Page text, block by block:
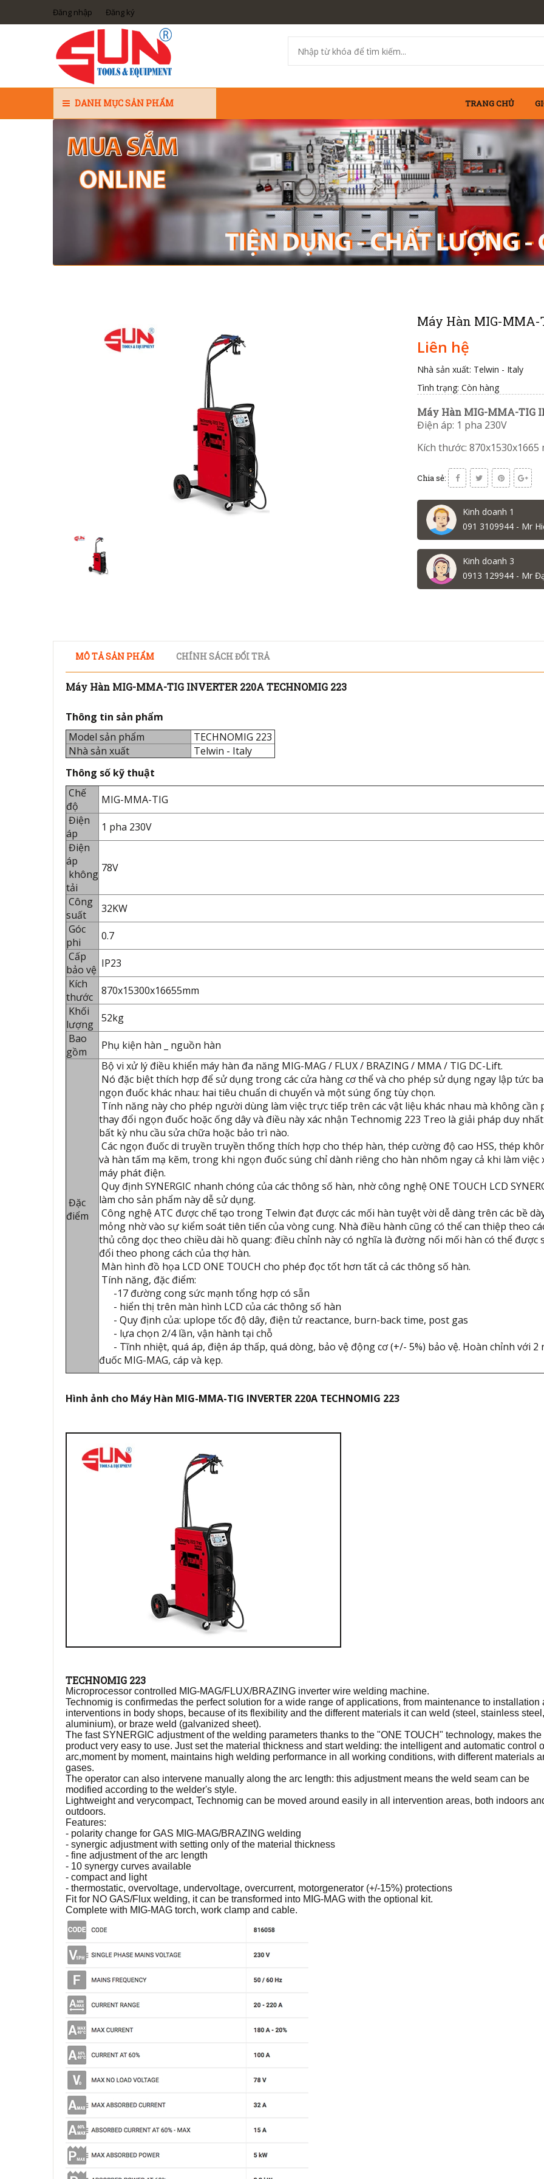
Đăng nhập Đăng ký
DANH MỤC SẢN PHẨM TRANG CHỦ
Máy Hàn MIG-MMA-
Liên hệ
Nhà sản xuất: Telwin - Italy
Tình trạng: Còn hàng
Máy Hàn MIG-MMA-TIG
Điện áp: 1 pha 230V
Kích thước: 870x1530x1665
Chia sẻ:
Kinh doanh 1
091 3109944 - Mr
Kinh doanh 3
0913 129944 - Mr
MÔ TẢ SẢN PHẨM CHÍNH SÁCH ĐỔI TRẢ
Máy Hàn MIG-MMA-TIG INVERTER 220A TECHNOMIG 223
Thông tin sản phẩm
Model sản phẩm
TECHNOMIG 223
Nhà sản xuất
Telwin - Italy
Thông số kỹ thuật
Chế
độ
MIG-MMA-TIG
Điện
áp
1 pha 230V
Điện
áp
không
tải
78V
Công
suất
32KW
Góc
phi
0.7
Cấp
bảo vệ IP23
Kích
thước
870x15300x16655mm
Khối
lượng 52kg
Bao
gồm
Phụ kiện hàn _ nguồn hàn
Đặc
điểm
Bộ vi xử lý điều khiển máy hàn đa năng MIG-MAG / FLUX / BRAZING / MMA / TIG DC-Lift.
Nó đặc biệt thích hợp để sử dụng trong các cửa hàng cơ thể và cho phép sử dụng ngay lập tức ba
ngọn đuốc khác nhau: hai tiêu chuẩn di chuyển và một súng ống tùy chọn.
Tính năng này cho phép người dùng làm việc trực tiếp trên các vật liệu khác nhau mà không cần
thay đổi ngọn đuốc hoặc ống dây và điều này xác nhận Technomig 223 Treo là giải pháp duy
bất kỳ nhu cầu sửa chữa hoặc bảo trì nào.
Các ngọn đuốc di truyền truyền thống thích hợp cho thép hàn, thép cường độ cao HSS, thép
và hàn tấm mạ kẽm, trong khi ngọn đuốc súng chỉ dành riêng cho hàn nhôm ngay cả khi làm việc
máy phát điện.
Quy định SYNERGIC nhanh chóng của các thông số hàn, nhờ công nghệ ONE TOUCH LCD
làm cho sản phẩm này dễ sử dụng.
Công nghệ ATC được chế tạo trong Telwin đạt được các mối hàn tuyệt vời dễ dàng trên các bề
mỏng nhờ vào sự kiểm soát tiên tiến của vòng cung. Nhà điều hành cũng có thể can thiệp theo
thủ công dọc theo chiều dài hồ quang: điều chỉnh này có nghĩa là đường nối mối hàn có thể được
đổi theo phong cách của thợ hàn.
Màn hình đồ họa LCD ONE TOUCH cho phép đọc tốt hơn tất cả các thông số hàn.
Tính năng, đặc điểm:
-17 đường cong sức mạnh tổng hợp có sẵn
- hiển thị trên màn hình LCD của các thông số hàn
- Quy định của: uplope tốc độ dây, điện tử reactance, burn-back time, post gas
- lựa chọn 2/4 lần, vận hành tại chỗ
- Tĩnh nhiệt, quá áp, điện áp thấp, quá dòng, bảo vệ động cơ (+/- 5%) bảo vệ. Hoàn chỉnh với 2
đuốc MIG-MAG, cáp và kẹp.
Hình ảnh cho Máy Hàn MIG-MMA-TIG INVERTER 220A TECHNOMIG 223
TECHNOMIG 223
Microprocessor controlled MIG-MAG/FLUX/BRAZING inverter wire welding machine.
Technomig is confirmedas the perfect solution for a wide range of applications, from maintenance to installation
interventions in body shops, because of its flexibility and the different materials it can weld (steel, stainless steel,
aluminium), or braze weld (galvanized sheet).
The fast SYNERGIC adjustment of the welding parameters thanks to the "ONE TOUCH" technology, makes the
product very easy to use. Just set the material thickness and start welding: the intelligent and automatic control
arc,moment by moment, maintains high welding performance in all working conditions, with different materials
gases.
The operator can also intervene manually along the arc length: this adjustment means the weld seam can be
modified according to the welder's style.
Lightweight and verycompact, Technomig can be moved around easily in all intervention areas, both indoors
outdoors.
Features:
- polarity change for GAS MIG-MAG/BRAZING welding
- synergic adjustment with setting only of the material thickness
- fine adjustment of the arc length
- 10 synergy curves available
- compact and light
- thermostatic, overvoltage, undervoltage, overcurrent, motorgenerator (+/-15%) protections
Fit for NO GAS/Flux welding, it can be transformed into MIG-MAG with the optional kit.
Complete with MIG-MAG torch, work clamp and cable.